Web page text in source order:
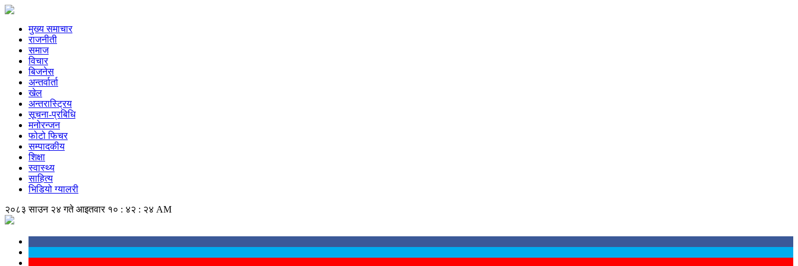
मुख्य समाचार
राजनीती
समाज
विचार
बिजनेस
अन्तर्वार्ता
खेल
अन्तरास्ट्रिय
सूचना-प्रबिधि
मनोरन्जन
फोटो फिचर
सम्पादकीय
शिक्षा
स्वास्थ्य
साहित्य
भिडियो ग्यालरी
२०८३ साउन २४ गते आइतवार १० : ४२ : २५ AM